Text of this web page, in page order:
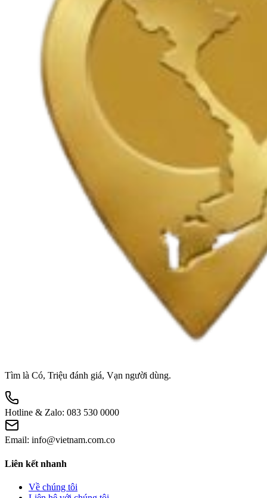
Tìm là Có, Triệu đánh giá, Vạn người dùng.
Hotline & Zalo: 083 530 0000
Email: info@vietnam.com.co
Liên kết nhanh
Về chúng tôi